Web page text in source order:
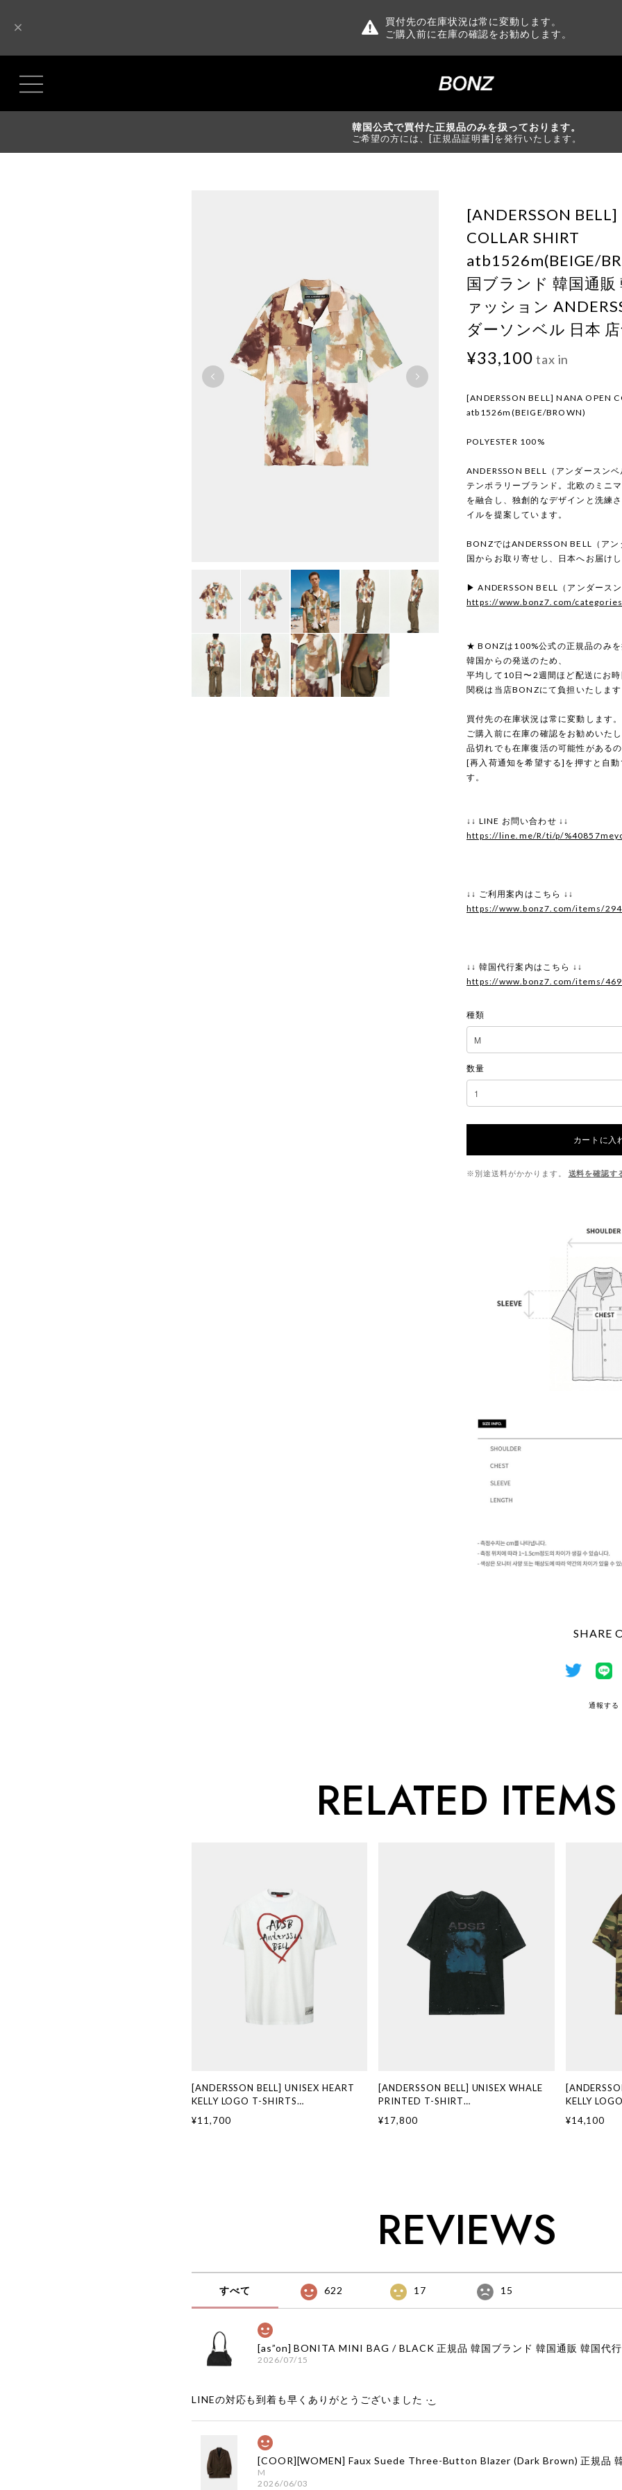
買付先の在庫状況は常に変動します。
ご購入前に在庫の確認をお勧めします。
韓国公式で買付た正規品のみを扱っております。
ご希望の方には、[正規品証明書]を発行いたします。
[ANDERSSON
COLLAR SHIRT
atb1526m(BEIGE/
国ブランド 韓国通販
ァッション
ダーソンベル 日本
¥33,100 tax in
[ANDERSSON BELL] NANA OPEN
atb1526m(BEIGE/BROWN)
POLYESTER 100%
ANDERSSON BELL（アンダースン
テンポラリーブランド。北欧のミニ
を融合し、独創的なデザインと洗練
イルを提案しています。
BONZではANDERSSON BELL（ア
国からお取り寄せし、日本へお届け
▶ ANDERSSON BELL（アンダース
https://www.bonz7.com/
★ BONZは100%公式の正規品のみ
韓国からの発送のため、
平均して10日〜2週間ほど配送にお
関税は当店BONZにて負担いたしま
買付先の在庫状況は常に変動します。
ご購入前に在庫の確認をお勧めいた
品切れでも在庫復活の可能性がある
[再入荷通知を希望する]を押すと自
す。
↓↓ LINE お問い合わせ ↓↓
https://line.me/R/ti/p/
↓↓ ご利用案内はこちら ↓↓
https://www.bonz7.com/items/
↓↓ 韓国代行案内はこちら ↓↓
https://www.bonz7.com/items/
種類
数量
カートに入
※別途送料がかかります。 送料を確認す
SHARE
通報する
RELATED ITEMS
[ANDERSSON BELL] UNISEX HEART
KELLY LOGO T-SHIRTS
atb1290u(WHITE) 正規品 韓国ブラン
ド 韓国通販 韓国代行 韓国ファッション
¥11,700
[ANDERSSON BELL] UNISEX WHALE
PRINTED T-SHIRT
atb1439u(CHARCOAL) 正規品 韓国ブ
ランド 韓国通販 韓国代行 韓国ファッシ
¥17,800
KELLY
ブランド 韓
¥14,100
REVIEWS
すべて 622 17 15
2026/07/15
LINEの対応も到着も早くありがとうございました‪ ·͜·
M
2026/06/03